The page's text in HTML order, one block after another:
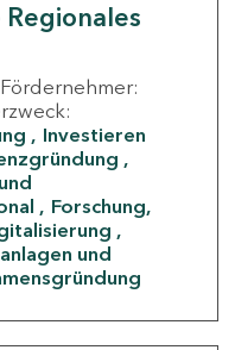
Fördernehmer:
Investieren
Forschung,
und